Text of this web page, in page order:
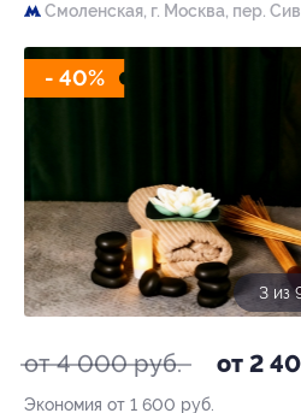
Смоленская, г. Москва, пер.
- 40%
3 из
от 4 000 руб. от 2
Экономия от 1 600 руб.